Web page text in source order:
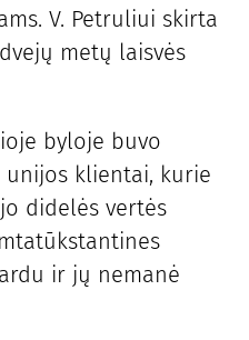
V. Petruliui skirta
metų laisvės
byloje buvo
klientai, kurie
didelės vertės
ir jų nemanė